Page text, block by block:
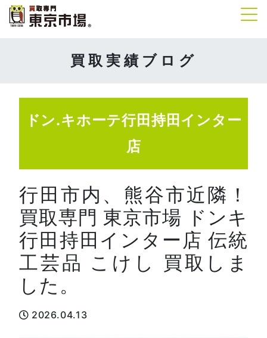
買取実績ブログ
ドン.キホーテ行田持田インター
店
行田市内、熊谷市近隣！
買取専門 東京市場 ドンキ
行田持田インター店 伝統
工芸品 こけし 買取しま
した。
2026.04.13